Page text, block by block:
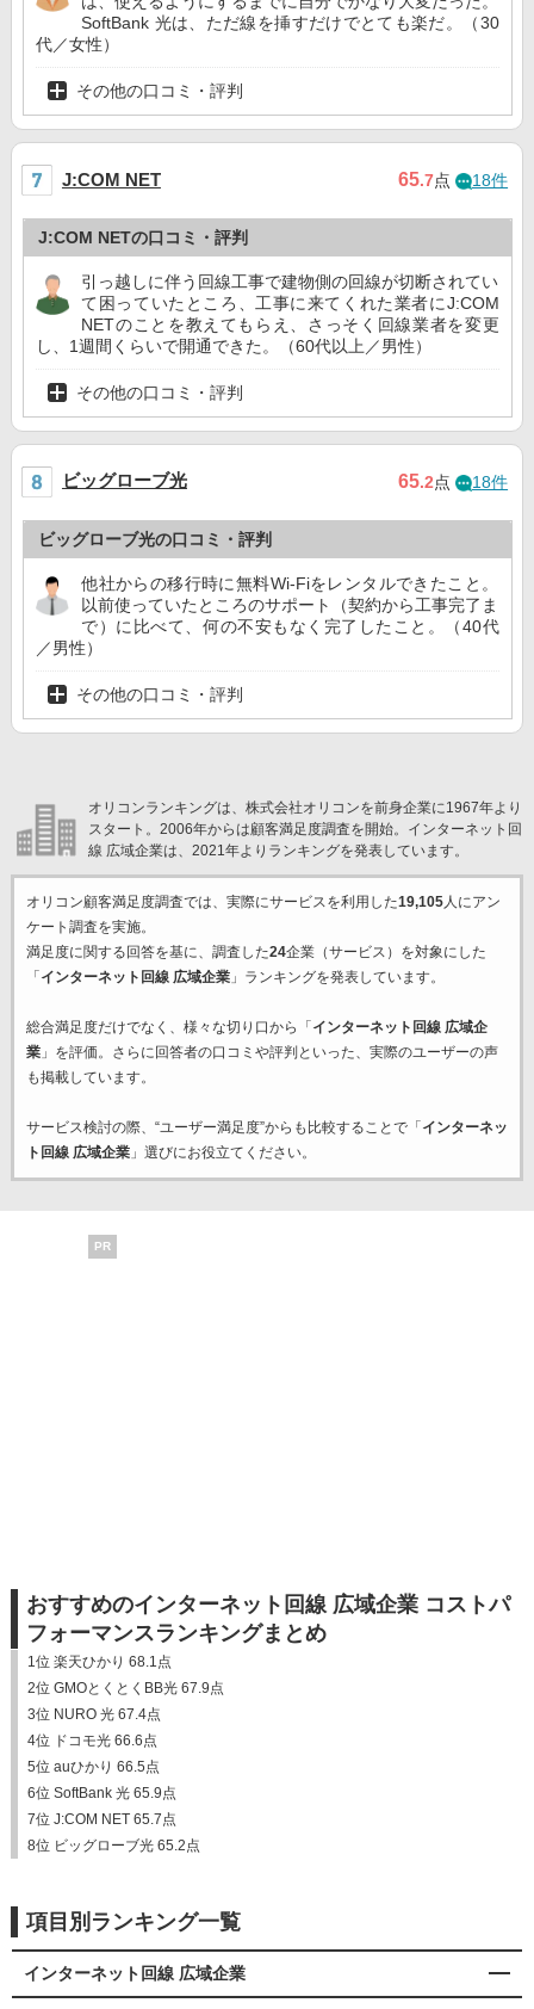
SoftBank 光は、ただ線を挿すだけでとても楽だ。（30
代／女性）
その他の口コミ・評判
J:COM NET 65.7点 18件
J:COM NETの口コミ・評判
引っ越しに伴う回線工事で建物側の回線が切断されてい
て困っていたところ、工事に来てくれた業者にJ:COM
NETのことを教えてもらえ、さっそく回線業者を変更
し、1週間くらいで開通できた。（60代以上／男性）
その他の口コミ・評判
ビッグローブ光 65.2点 18件
ビッグローブ光の口コミ・評判
他社からの移行時に無料Wi-Fiをレンタルできたこと。
以前使っていたところのサポート（契約から工事完了ま
で）に比べて、何の不安もなく完了したこと。（40代
／男性）
その他の口コミ・評判
オリコンランキングは、株式会社オリコンを前身企業に1967年より
スタート。2006年からは顧客満足度調査を開始。インターネット回
線 広域企業は、2021年よりランキングを発表しています。
オリコン顧客満足度調査では、実際にサービスを利用した19,105人にアン
ケート調査を実施。
満足度に関する回答を基に、調査した24企業（サービス）を対象にした
「インターネット回線 広域企業」ランキングを発表しています。
総合満足度だけでなく、様々な切り口から「インターネット回線 広域企
業」を評価。さらに回答者の口コミや評判といった、実際のユーザーの声
も掲載しています。
サービス検討の際、“ユーザー満足度”からも比較することで「インターネッ
ト回線 広域企業」選びにお役立てください。
PR
おすすめのインターネット回線 広域企業 コストパ
フォーマンスランキングまとめ
1位 楽天ひかり 68.1点
2位 GMOとくとくBB光 67.9点
3位 NURO 光 67.4点
4位 ドコモ光 66.6点
5位 auひかり 66.5点
6位 SoftBank 光 65.9点
7位 J:COM NET 65.7点
8位 ビッグローブ光 65.2点
項目別ランキング一覧
インターネット回線 広域企業